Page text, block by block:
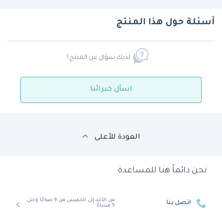
أسئلة حول هذا المنتج
لديك سؤال عن المنتج؟
اسأل خبرائنا
العودة للأعلى
نحن دائماً هنا للمساعدة
اتصل بنا
من الأحد إلى الخميس من 9 صباحًا وحتى
5 مساءً